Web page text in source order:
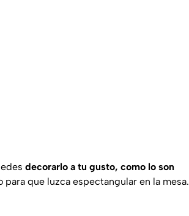
decorarlo a tu gusto, como lo son
que luzca espectangular en la mesa.